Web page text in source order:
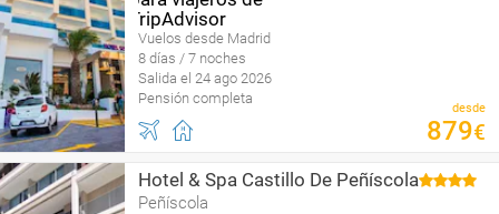
Vuelos desde Madrid
8 días / 7 noches
Salida el 24 ago 2026
Pensión completa
desde
879€
Hotel & Spa Castillo De Peñíscola
Peñíscola